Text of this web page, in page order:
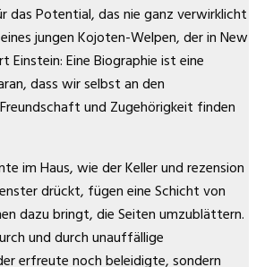
das Potential, das nie ganz verwirklicht
jungen Kojoten-Welpen, der in New
Einstein: Eine Biographie ist eine
dass wir selbst an den
und Zugehörigkeit finden
im Haus, wie der Keller und rezension
drückt, fügen eine Schicht von
dazu bringt, die Seiten umzublättern.
und durch unauffällige
erfreute noch beleidigte, sondern